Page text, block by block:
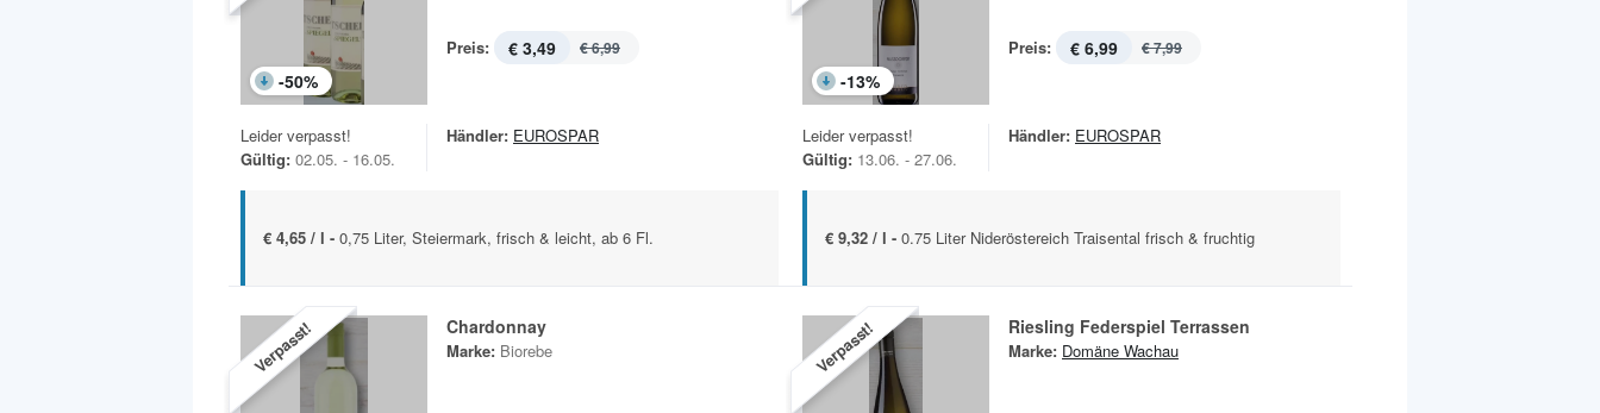
-50%
Preis: € 3,49 € 6,99
Leider verpasst!
Gültig: 02.05. - 16.05.
Händler: EUROSPAR
€ 4,65 / l - 0,75 Liter, Steiermark, frisch & leicht, ab 6 Fl.
-13%
Preis: € 6,99 € 7,99
Leider verpasst!
Gültig: 13.06. - 27.06.
Händler: EUROSPAR
€ 9,32 / l - 0.75 Liter Nideröstereich Traisental frisch & fruchtig
Verpasst! Chardonnay
Marke: Biorebe Verpasst! Riesling Federspiel Terrassen
Marke: Domäne Wachau